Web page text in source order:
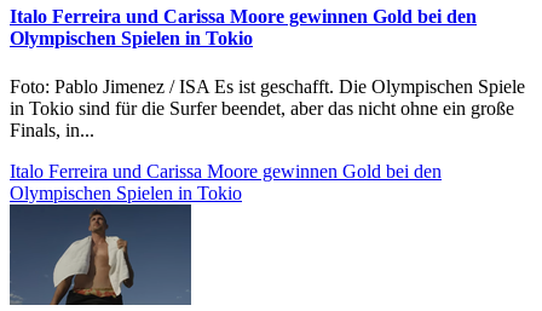
Italo Ferreira und Carissa Moore gewinnen Gold bei den
Olympischen Spielen in Tokio
Foto: Pablo Jimenez / ISA Es ist geschafft. Die Olympischen Spiele
in Tokio sind für die Surfer beendet, aber das nicht ohne ein große
Finals, in...
Italo Ferreira und Carissa Moore gewinnen Gold bei den
Olympischen Spielen in Tokio